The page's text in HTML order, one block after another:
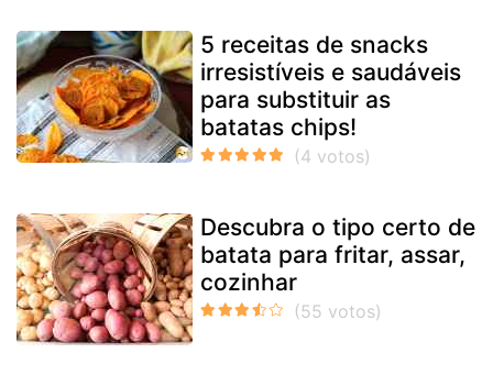
5 receitas de snacks
irresistíveis e saudáveis
para substituir as
batatas chips!
Descubra o tipo certo de
batata para fritar, assar,
cozinhar